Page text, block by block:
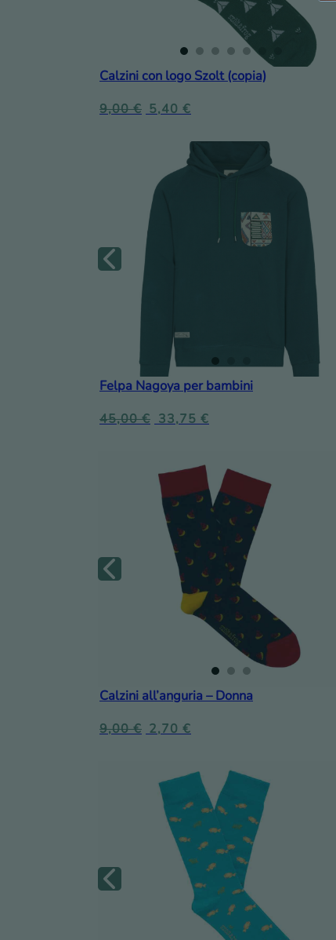
Calzini con logo Szolt (copia)
9,00€ 5,40 €
Felpa Nagoya per bambini
45,00€ 33,75 €
Calzini all’anguria – Donna
9,00€ 2,70 €